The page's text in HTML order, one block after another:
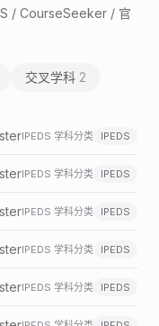
/ CourseSeeker / 官
交叉学科 2
IPEDS 学科分类 IPEDS
IPEDS 学科分类 IPEDS
IPEDS 学科分类 IPEDS
IPEDS 学科分类 IPEDS
IPEDS 学科分类 IPEDS